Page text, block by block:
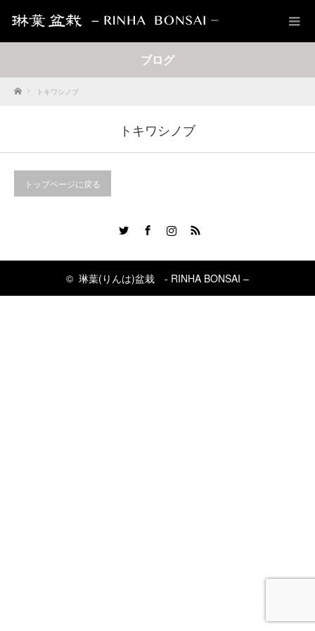
ブログ
Home トキワシノブ
トキワシノブ
トップページに戻る
RSS
© 琳葉(りんは)盆栽 - RINHA BONSAI –